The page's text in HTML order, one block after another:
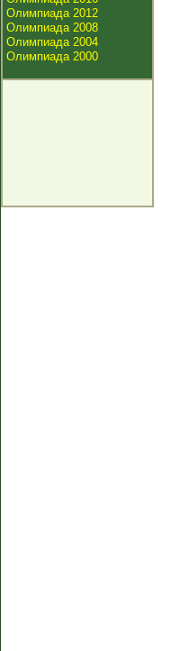
Олимпиада 2012
Олимпиада 2008
Олимпиада 2004
Олимпиада 2000